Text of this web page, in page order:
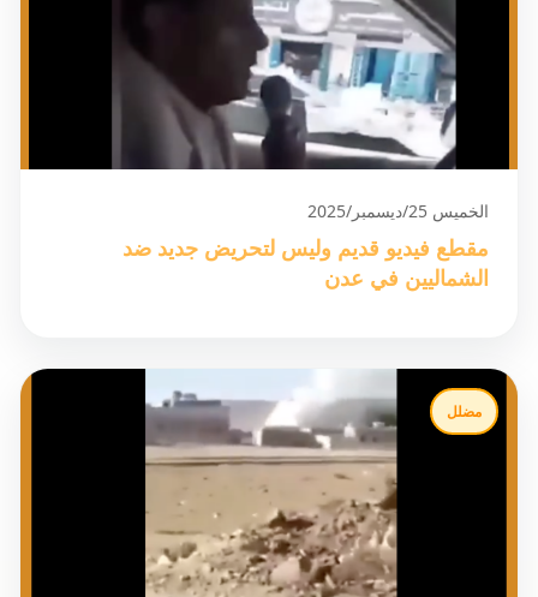
الخميس 25/ديسمبر/2025
مقطع فيديو قديم وليس لتحريض جديد ضد
الشماليين في عدن
مضلل